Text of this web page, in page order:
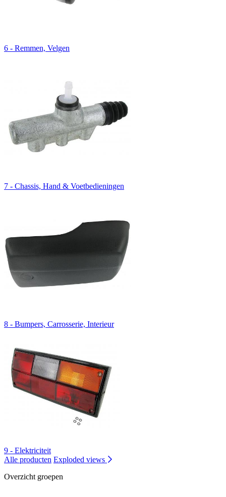
6 - Remmen, Velgen
7 - Chassis, Hand & Voetbedieningen
8 - Bumpers, Carrosserie, Interieur
9 - Elektriciteit
Alle producten Exploded views
Overzicht groepen